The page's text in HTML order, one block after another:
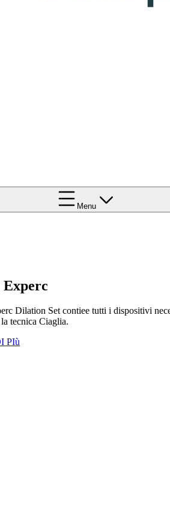
Menu
Experc
Dilation Set contiee tutti i dispositivi
tecnica Ciaglia.
PIù